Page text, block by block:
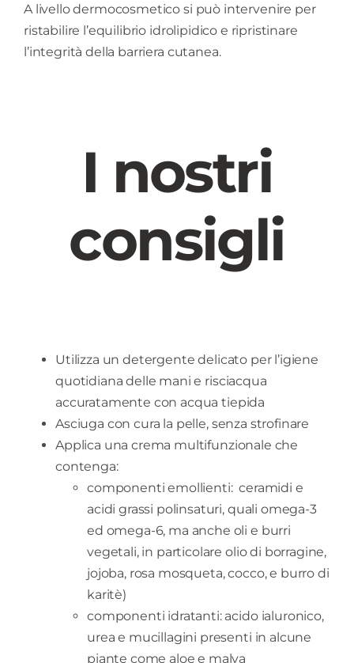
A livello dermocosmetico si può intervenire per
ristabilire l’equilibrio idrolipidico e ripristinare
l’integrità della barriera cutanea.
I nostri
consigli
Utilizza un detergente delicato per l’igiene
quotidiana delle mani e risciacqua
accuratamente con acqua tiepida
Asciuga con cura la pelle, senza strofinare
Applica una crema multifunzionale che
contenga:
componenti emollienti: ceramidi e
acidi grassi polinsaturi, quali omega-3
ed omega-6, ma anche oli e burri
vegetali, in particolare olio di borragine,
jojoba, rosa mosqueta, cocco, e burro di
karitè)
componenti idratanti: acido ialuronico,
urea e mucillagini presenti in alcune
piante come aloe e malva